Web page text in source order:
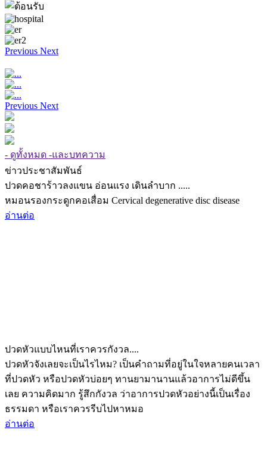
Previous Next
Previous Next
- ดูทั้งหมด -และบทความ
ข่าวประชาสัมพันธ์
ปวดคอชาร้าวลงแขน อ่อนแรง เดินลำบาก .....
หมอนรองกระดูกคอเสื่อม Cervical degenerative disc disease
อ่านต่อ
ปวดหัวแบบไหนที่เราควรกังวล....
ปวดหัวจังเลยจะเป็นไรไหม? เป็นคำถามที่อยู่ในใจหลายคนเวลา
ที่ปวดหัว หรือปวดหัวบ่อยๆ ทานยามานานแล้วอาการไม่ดีขึ้น
เลย ความคิดมาก รู้สึกกังวล ว่าอาการปวดหัวอย่างนี้เป็นเรื่อง
ธรรมดา หรือเราควรรีบไปหาหมอ
อ่านต่อ